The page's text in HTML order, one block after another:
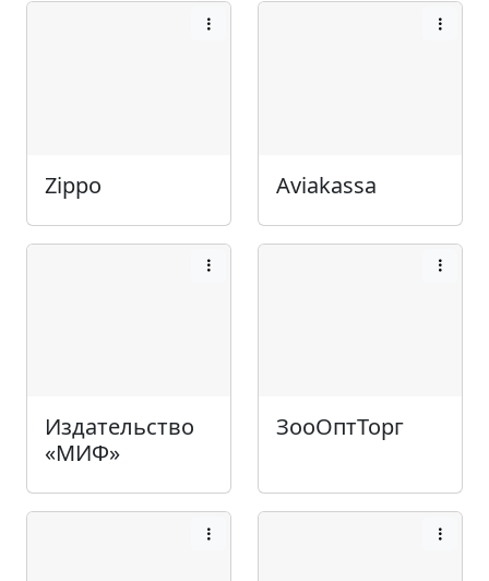
Zippo Aviakassa
Издательство
«МИФ»
ЗооОптТорг